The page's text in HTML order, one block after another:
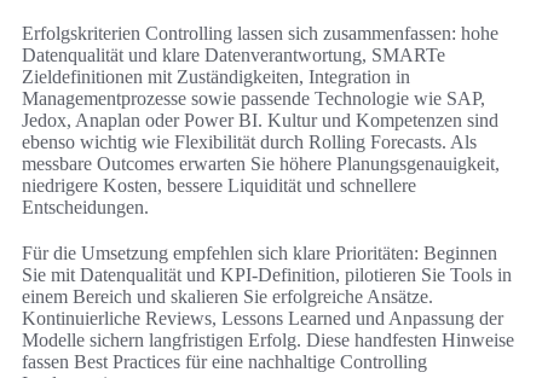
Erfolgskriterien Controlling lassen sich zusammenfassen: hohe
Datenqualität und klare Datenverantwortung, SMARTe
Zieldefinitionen mit Zuständigkeiten, Integration in
Managementprozesse sowie passende Technologie wie SAP,
Jedox, Anaplan oder Power BI. Kultur und Kompetenzen sind
ebenso wichtig wie Flexibilität durch Rolling Forecasts. Als
messbare Outcomes erwarten Sie höhere Planungsgenauigkeit,
niedrigere Kosten, bessere Liquidität und schnellere
Entscheidungen.
Für die Umsetzung empfehlen sich klare Prioritäten: Beginnen
Sie mit Datenqualität und KPI-Definition, pilotieren Sie Tools in
einem Bereich und skalieren Sie erfolgreiche Ansätze.
Kontinuierliche Reviews, Lessons Learned und Anpassung der
Modelle sichern langfristigen Erfolg. Diese handfesten Hinweise
fassen Best Practices für eine nachhaltige Controlling